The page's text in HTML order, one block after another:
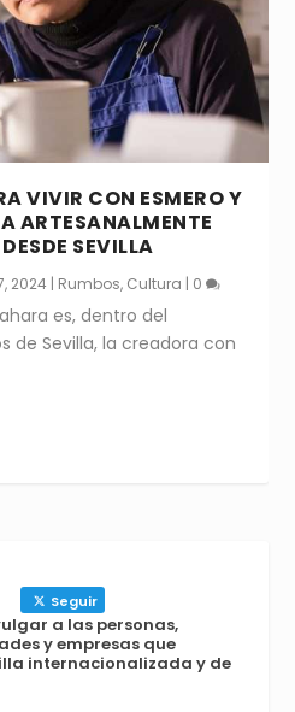
VIVIR CON ESMERO Y
ARTESANALMENTE
SEVILLA
2024 | Rumbos, Cultura | 0
es, dentro del
de Sevilla, la creadora con
Seguir
a las personas,
y empresas que
internacionalizada y de